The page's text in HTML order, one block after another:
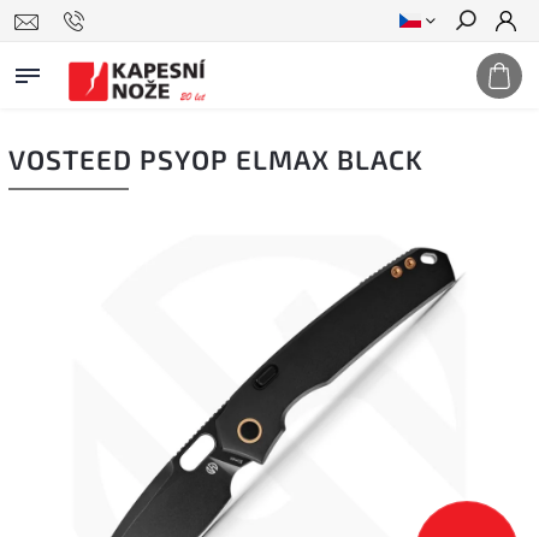
Hledat
VOSTEED PSYOP ELMAX BLACK